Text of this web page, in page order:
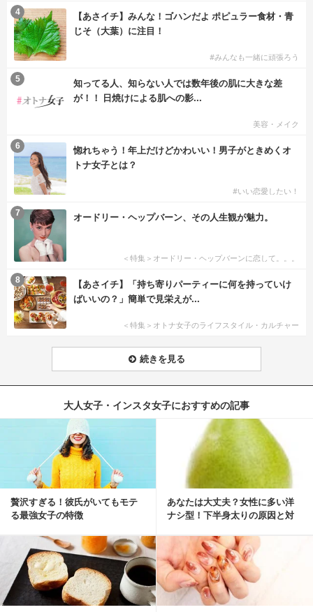
【あさイチ】みんな！ゴハンだよ ポピュラー食材・青
じそ（大葉）に注目！
#みんなも一緒に頑張ろう
4
知ってる人、知らない人では数年後の肌に大きな差
が！！ 日焼けによる肌への影...
美容・メイク
5
惚れちゃう！年上だけどかわいい！男子がときめくオ
トナ女子とは？
#いい恋愛したい！
6
オードリー・ヘップバーン、その人生観が魅力。
＜特集＞オードリー・ヘップバーンに恋して。。。
7
【あさイチ】「持ち寄りパーティーに何を持っていけ
ばいいの？」簡単で見栄えが...
＜特集＞オトナ女子のライフスタイル・カルチャー
8
続きを見る
大人女子・インスタ女子におすすめの記事
贅沢すぎる！彼氏がいてもモテ
る最強女子の特徴
あなたは大丈夫？女性に多い洋
ナシ型！下半身太りの原因と対